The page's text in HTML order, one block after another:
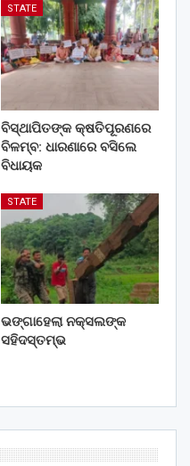
STATE
ବିସ୍ଥାପିତଙ୍କ କ୍ଷତିପୂରଣରେ
ବିଳମ୍ବ: ଧାରଣାରେ ବସିଲେ
ବିଧାୟକ
STATE
ଭଙ୍ଗାହେଲା ନକ୍ସଲଙ୍କ
ସହିଦସ୍ତମ୍ଭ